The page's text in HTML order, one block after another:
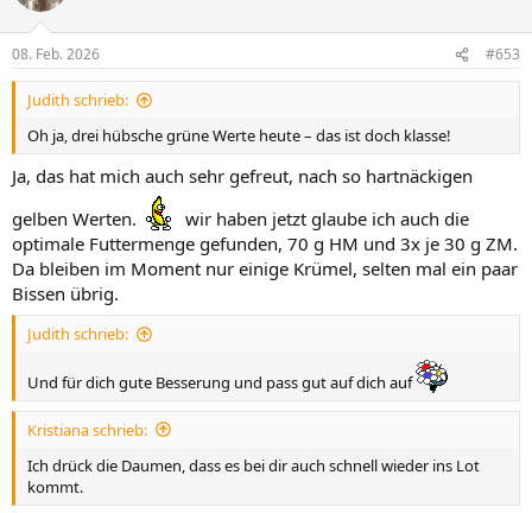
08. Feb. 2026 #653
Judith schrieb:
Oh ja, drei hübsche grüne Werte heute – das ist doch klasse!
Ja, das hat mich auch sehr gefreut, nach so hartnäckigen
gelben Werten.
wir haben jetzt glaube ich auch die
optimale Futtermenge gefunden, 70 g HM und 3x je 30 g ZM.
Da bleiben im Moment nur einige Krümel, selten mal ein paar
Bissen übrig.
Judith schrieb:
Und für dich gute Besserung und pass gut auf dich auf
Kristiana schrieb:
Ich drück die Daumen, dass es bei dir auch schnell wieder ins Lot
kommt.